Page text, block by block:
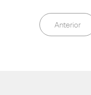
Anterior